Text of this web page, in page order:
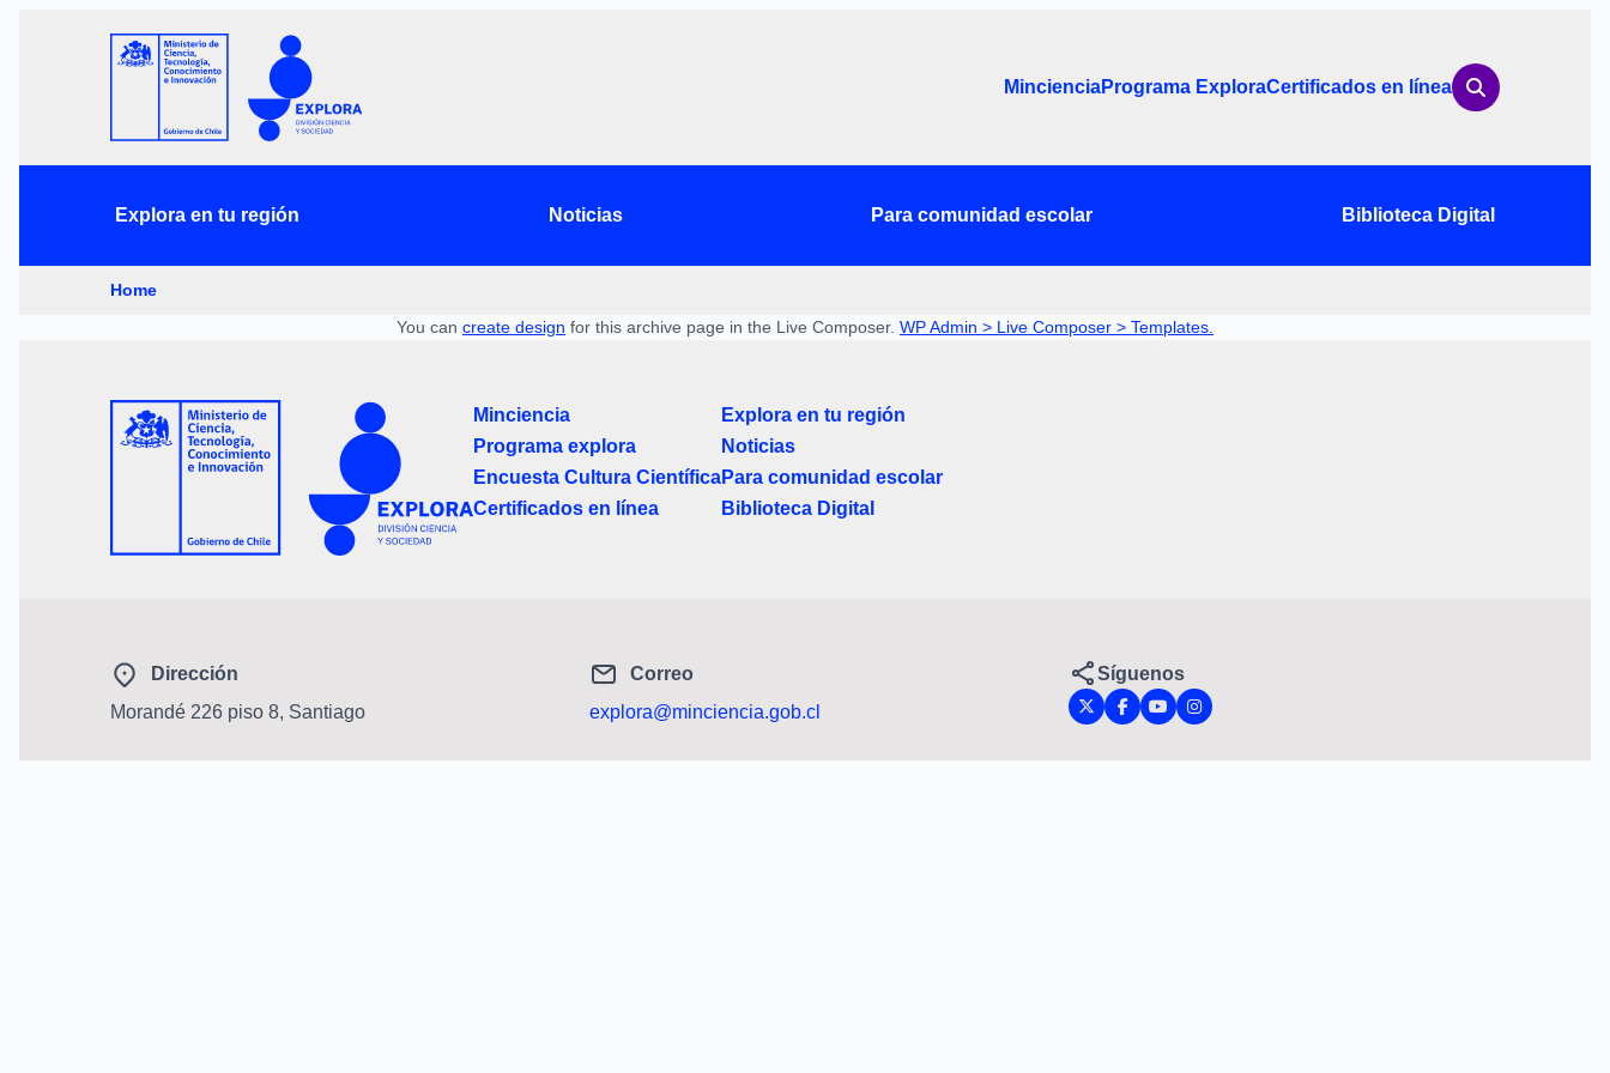
MincienciaPrograma ExploraCertificados en línea
Explora en tu región Noticias Para comunidad escolar Biblioteca Digital
Home
You can create design for this archive page in the Live Composer. WP Admin > Live Composer > Templates.
Minciencia
Programa explora
Encuesta Cultura Científica
Certificados en línea
Explora en tu región
Noticias
Para comunidad escolar
Biblioteca Digital
Dirección
Morandé 226 piso 8, Santiago
Correo
explora@minciencia.gob.cl
Síguenos